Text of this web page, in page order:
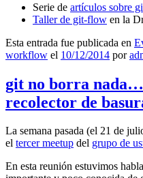
Serie de artículos sobre
Taller de git-flow en la
Esta entrada fue publicada en
workflow el 10/12/2014 por
git no borra nada…
recolector de
La semana pasada (el 21 de
el tercer meetup del grupo de
En esta reunión estuvimos